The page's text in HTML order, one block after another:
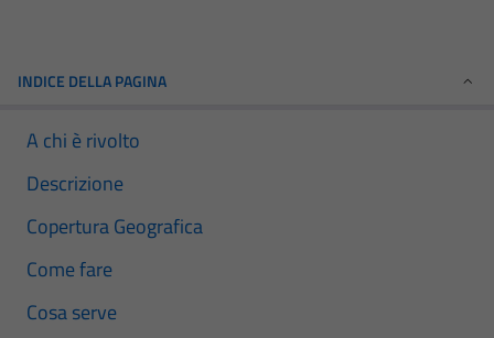
INDICE DELLA PAGINA
A chi è rivolto
Descrizione
Copertura Geografica
Come fare
Cosa serve